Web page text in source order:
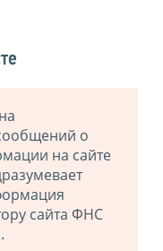
о
на сайте
сайта ФНС